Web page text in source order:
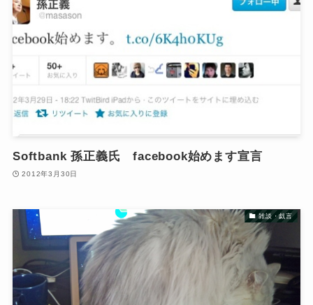
Softbank 孫正義氏 facebook始めます宣言
2012年3月30日
雑談・戯言